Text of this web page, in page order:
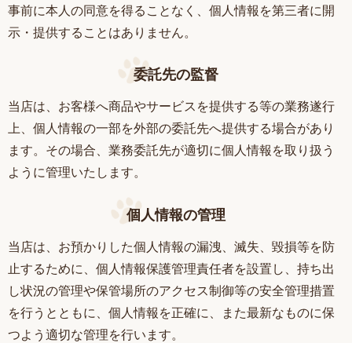
事前に本人の同意を得ることなく、個人情報を第三者に開
示・提供することはありません。
委託先の監督
当店は、お客様へ商品やサービスを提供する等の業務遂行
上、個人情報の一部を外部の委託先へ提供する場合があり
ます。その場合、業務委託先が適切に個人情報を取り扱う
ように管理いたします。
個人情報の管理
当店は、お預かりした個人情報の漏洩、滅失、毀損等を防
止するために、個人情報保護管理責任者を設置し、持ち出
し状況の管理や保管場所のアクセス制御等の安全管理措置
を行うとともに、個人情報を正確に、また最新なものに保
つよう適切な管理を行います。